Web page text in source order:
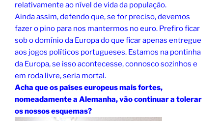
relativamente ao nível de vida da população.
Ainda assim, defendo que, se for preciso, devemos
fazer o pino para nos mantermos no euro. Prefiro ficar
sob o domínio da Europa do que ficar apenas entregue
aos jogos políticos portugueses. Estamos na pontinha
da Europa, se isso acontecesse, connosco sozinhos e
em roda livre, seria mortal.
Acha que os países europeus mais fortes,
nomeadamente a Alemanha, vão continuar a tolerar
os nossos esquemas?